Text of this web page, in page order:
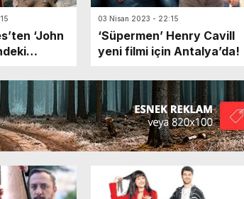
‘John
03 Nisan 2023 - 22:15
‘Süpermen’ Henry Cavill
yeni filmi için Antalya’da!